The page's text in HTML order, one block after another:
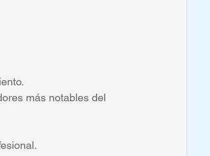
más notables del